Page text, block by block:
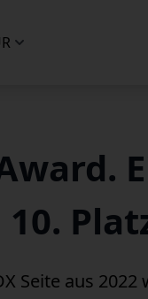
Seite aus